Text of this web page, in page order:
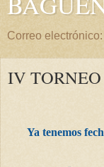
Correo
IV
Ya tenemos